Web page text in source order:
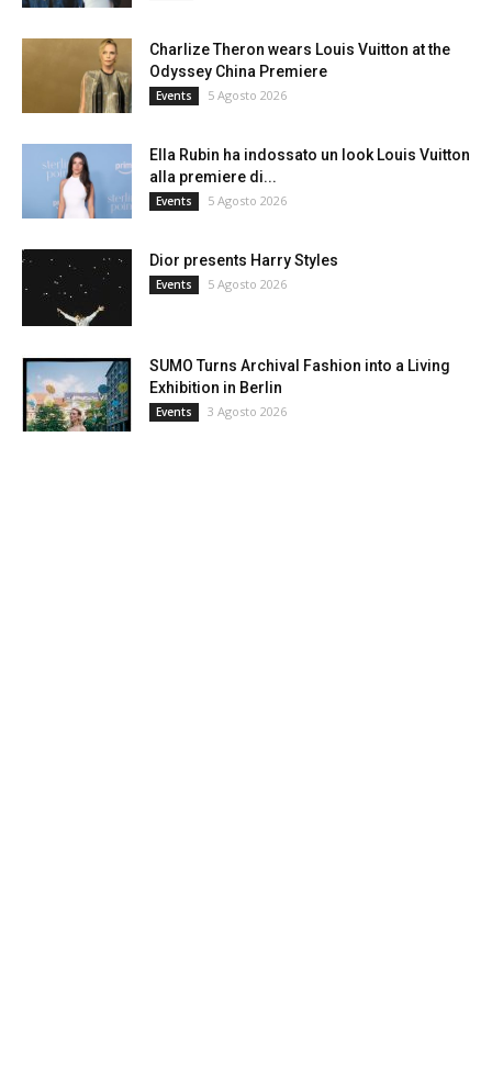
Charlize Theron wears Louis Vuitton at the
Odyssey China Premiere
Events 5 Agosto 2026
Ella Rubin ha indossato un look Louis Vuitton
alla premiere di...
Events 5 Agosto 2026
Dior presents Harry Styles
Events 5 Agosto 2026
SUMO Turns Archival Fashion into a Living
Exhibition in Berlin
Events 3 Agosto 2026